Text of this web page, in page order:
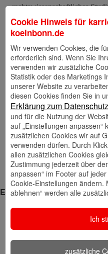
rechtswissenschaftliches
Qualifikation).
Du bringst Erfahrung in der
Vermögensnachfolge und
Unternehmensnachfolge mit.
Testamentsvollstreckungen
Du verfügst über ausgeprägte
eine hohe
mit Menschen und tauschst
ist dir wichtig.
Dich zeichnet ein
Denkvermögen aus und Du
steuerrechtlichen
Ein Job – viele Extras
Arbeitszeiten, Zeiterfassung
32 Urlaubstagen und der
Urlaubstage.
Cookie Hinweis für
koelnbonn.de
Wir verwenden Cookies, die
erforderlich sind. Wenn Sie
verwenden wir zusätzliche
Statistik oder des Marketings
unserer Website zu
diesen Cookies finden Sie in
Erklärung zum Datenschutz
und für die Nutzung der
auf „Einstellungen
zusätzlichen Cookies wir auf
verwenden dürfen. Durch
allen zusätzlichen Cookies
Zustimmung jederzeit über
anpassen“ im Footer auf
Cookie-Einstellungen ändern.
ablehnen“ werden alle
Ich
zusätzliche